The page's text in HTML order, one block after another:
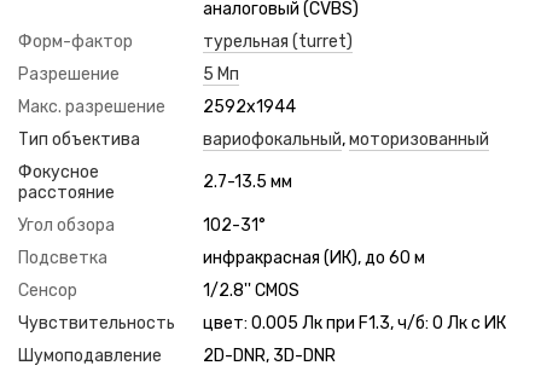
аналоговый (CVBS)
Форм-фактор
турельная (turret)
Разрешение
5 Мп
Макс. разрешение
2592x1944
Тип объектива
вариофокальный,моторизованный
Фокусное
расстояние
2.7-13.5 мм
Угол обзора
102-31°
Подсветка
инфракрасная (ИК), до 60 м
Сенсор
1/2.8'' CMOS
Чувствительность
цвет: 0.005 Лк при F1.3, ч/б: 0 Лк с ИК
Шумоподавление
2D-DNR, 3D-DNR